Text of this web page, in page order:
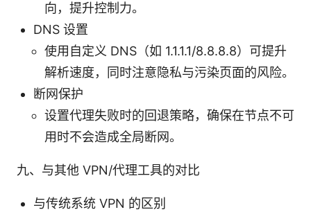
向，提升控制力。
DNS 设置
使用自定义 DNS（如 1.1.1.1/8.8.8.8）可提升
解析速度，同时注意隐私与污染页面的风险。
断网保护
设置代理失败时的回退策略，确保在节点不可
用时不会造成全局断网。
九、与其他 VPN/代理工具的对比
与传统系统 VPN 的区别